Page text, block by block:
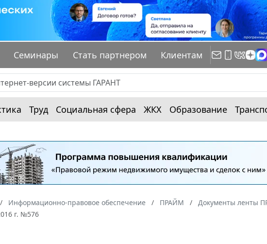
Семинары Стать партнером Клиентам
Труд Социальная сфера ЖКХ Образование
Информационно-правовое обеспечение ПРАЙМ Документы ленты
г. №576